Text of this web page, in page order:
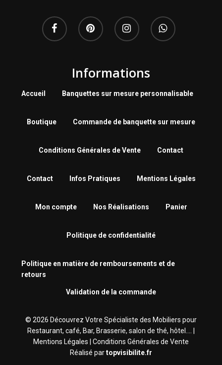
Informations
Accueil Banquettes sur mesure personnalisable
Boutique Commande de banquette sur mesure
Conditions Générales de Vente Contact
Contact Infos Pratiques Mentions Légales
Mon compte Nos Réalisations Panier
Politique de confidentialité
Politique en matière de remboursements et de
retours
Validation de la commande
© 2026 Découvrez Votre Spécialiste des Mobiliers pour
Restaurant, café, Bar, Brasserie‎, salon de thé, hôtel.... |
Mentions Légales
Conditions Générales de Vente
Réalisé partopvisibilite.fr